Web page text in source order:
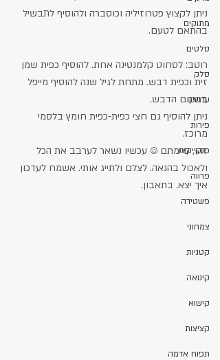
מתוקים
סלטים
סלק
עדשים
פירות
פנקייקים
פרווה
פשטידה
צמחוני
קטניות
קינואה
קישוא
קציצות
תפוח אדמה
ניתן לקצוץ פטרוזיליה וכוסברה ולהוסיף לתבשיל
בהתאם לטעם.
רוטב: לסחוט קלמנטינה אחת. להוסיף כפית שמן
זית וכפית דבש. מתחת לגיל שנה להוסיף מייפל
במקום הדבש.
ניתן להוסיף גם חצי כפית-כפית חומץ בלסמי
מרוכז.
זהו, סיימתם ☺️ עכשיו נשאר לערבב את הכל
ולאכול בהנאה. לצלם ולתייג אותי. אשמח לעדכון
איך יצא. בתאבון.